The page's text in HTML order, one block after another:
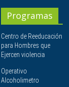
Programas
Centro de Reeducación
para Hombres que
Ejercen violencia
Operativo
Alcoholimetro